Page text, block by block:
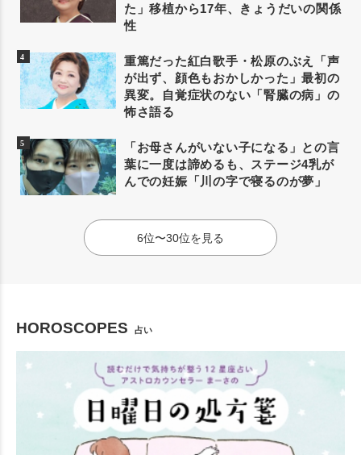
た」移植から17年、きょうだいの関係
性
重篤だった紅白歌手・松原のぶえ「声
が出ず、顔色もおかしかった」最初の
異変。自覚症状のない「腎臓の病」の
怖さ語る
「お母さんがいない子になる」との言
葉に一度は諦めるも、ステージ4乳が
んでの妊娠「川の字で寝るのが夢」
6位〜30位を見る
HOROSCOPES 占い